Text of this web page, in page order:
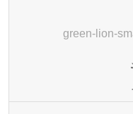
green-lion-